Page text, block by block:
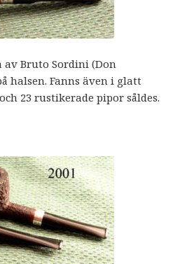
av Bruto Sordini (Don
halsen. Fanns även i glatt
23 rustikerade pipor såldes.